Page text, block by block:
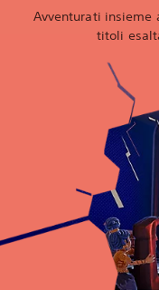
Avventurati insieme
titoli